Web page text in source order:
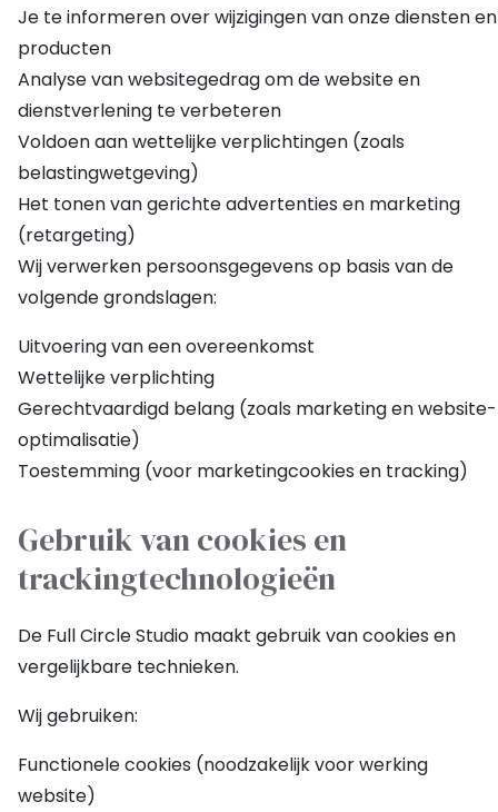
Je te informeren over wijzigingen van onze diensten en
producten
Analyse van websitegedrag om de website en
dienstverlening te verbeteren
Voldoen aan wettelijke verplichtingen (zoals
belastingwetgeving)
Het tonen van gerichte advertenties en marketing
(retargeting)
Wij verwerken persoonsgegevens op basis van de
volgende grondslagen:
Uitvoering van een overeenkomst
Wettelijke verplichting
Gerechtvaardigd belang (zoals marketing en website-
optimalisatie)
Toestemming (voor marketingcookies en tracking)
Gebruik van cookies en
trackingtechnologieën
De Full Circle Studio maakt gebruik van cookies en
vergelijkbare technieken.
Wij gebruiken:
Functionele cookies (noodzakelijk voor werking
website)